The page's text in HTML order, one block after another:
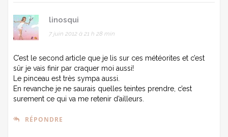
linosqui
7 juin 2012 à 21 h 28 min
C’est le second article que je lis sur ces météorites et c’est
sûr je vais finir par craquer moi aussi!
Le pinceau est très sympa aussi.
En revanche je ne saurais quelles teintes prendre, c’est
surement ce qui va me retenir d’ailleurs.
RÉPONDRE